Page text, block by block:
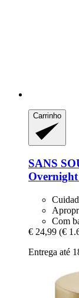
Carrinho
SANS
Com
€ 24,99 (€
Entrega até